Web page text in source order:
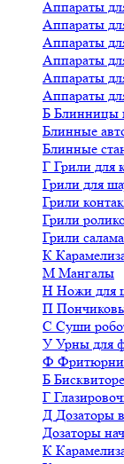
Аппараты
Аппараты
Аппараты
Аппараты
Аппараты
Аппараты
Б Блинницы
Блинные
Блинные
Г Грили для
Грили для
Грили
Грили
Грили
К
М Мангалы
Н Ножи для
П
С Суши
У Урны для
Ф
Б
Г
Д Дозаторы
Дозаторы
К